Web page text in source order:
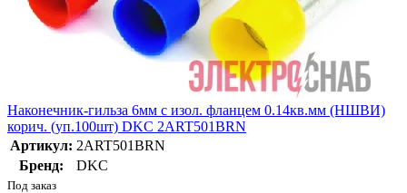
Наконечник-гильза 6мм с изол. фланцем 0.14кв.мм (НШВИ)
корич. (уп.100шт) DKC 2ART501BRN
Артикул: 2ART501BRN
Бренд:
DKC
Под заказ